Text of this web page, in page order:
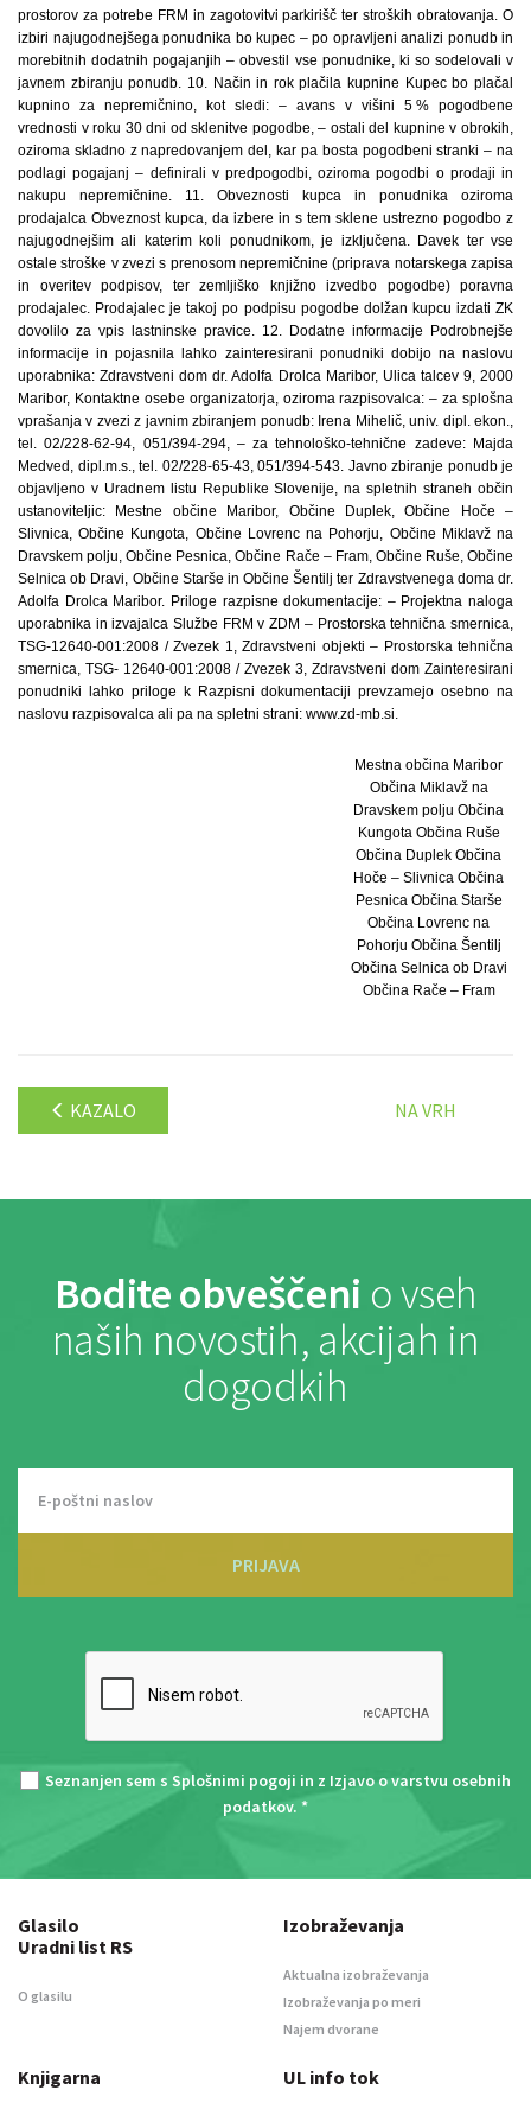
Mestna občina Maribor
Občina Miklavž na
Dravskem polju Občina
Kungota Občina Ruše
Občina Duplek Občina
Hoče – Slivnica Občina
Pesnica Občina Starše
Občina Lovrenc na
Pohorju Občina Šentilj
Občina Selnica ob Dravi
Občina Rače – Fram
KAZALO NA VRH
Bodite obveščeni o vseh
naših novostih, akcijah in
dogodkih
PRIJAVA
Seznanjen sem s Splošnimi pogoji in z Izjavo o varstvu osebnih
podatkov. *
Glasilo
Uradni list RS
O glasilu
Izobraževanja
Aktualna izobraževanja
Izobraževanja po meri
Najem dvorane
Knjigarna UL info tok